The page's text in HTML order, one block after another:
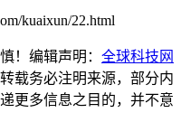
kuaixun/22.html
！编辑声明： 全球科技网
载务必注明来源，部分内
更多信息之目的，并不意